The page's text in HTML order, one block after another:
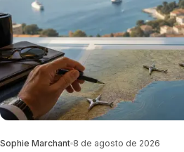
Sophie Marchant 8 de agosto de 2026